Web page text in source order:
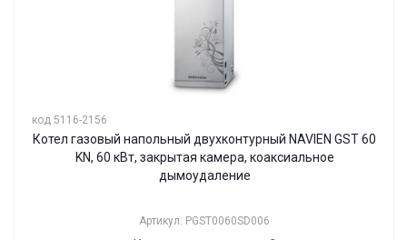
код 5116-2156
Котел газовый напольный двухконтурный NAVIEN GST 60
KN, 60 кВт, закрытая камера, коаксиальное
дымоудаление
Артикул: PGST0060SD006